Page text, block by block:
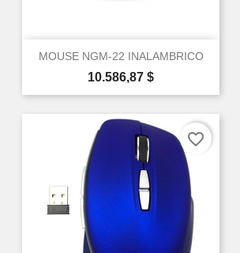
MOUSE NGM-22 INALAMBRICO
Precio
10.586,87 $
favorite_border